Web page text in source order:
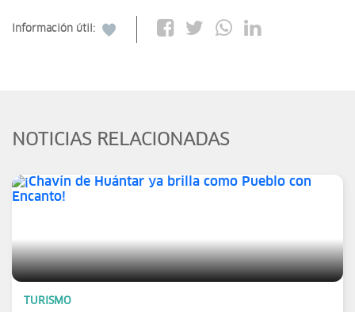
Información útil:
NOTICIAS RELACIONADAS
TURISMO